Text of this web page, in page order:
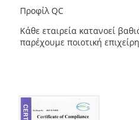
Προφίλ QC
Κάθε εταιρεία κατανοεί
παρέχουμε ποιοτική